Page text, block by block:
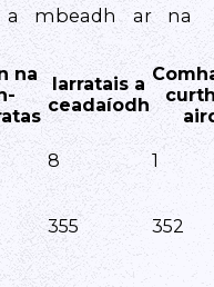
a mbeadh ar na
na
Iarratais a
ceadaíodh
8 1
355 352